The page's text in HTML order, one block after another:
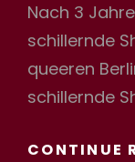
Nach 3
schillernde
queeren
schillernde
CONTINUE